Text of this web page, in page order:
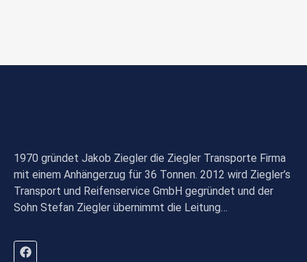
1970 gründet Jakob Ziegler die Ziegler Transporte Firma
mit einem Anhängerzug für 36 Tonnen. 2012 wird Ziegler’s
Transport und Reifenservice GmbH gegründet und der
Sohn Stefan Ziegler übernimmt die Leitung…